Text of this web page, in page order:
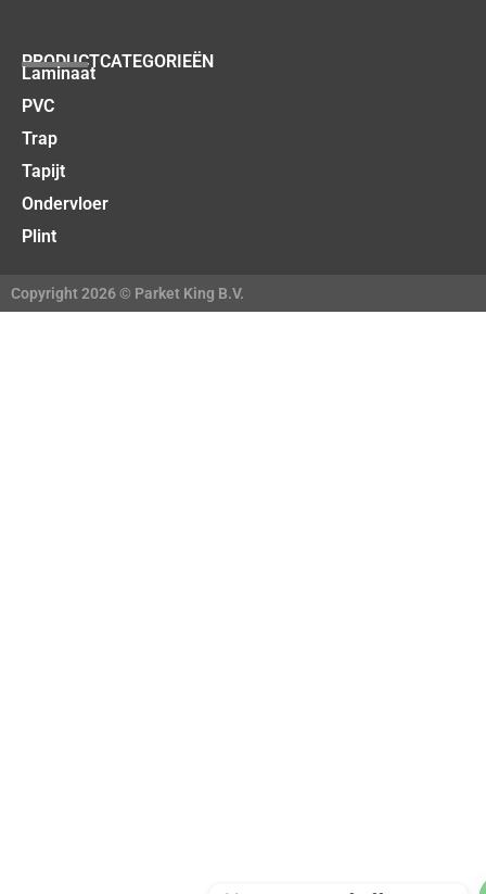
PRODUCTCATEGORIEËN
Laminaat
PVC
Trap
Tapijt
Ondervloer
Plint
Copyright 2026 © Parket King B.V.